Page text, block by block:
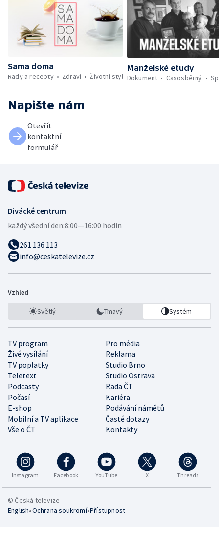
Sama doma
Rady a recepty
Zdraví Životní styl
Manželské etudy
Dokument
Časosběrný
Napište nám
Otevřít
kontaktní
formulář
Divácké centrum
každý všední den:8:00—16:00 hodin
261 136 113
info@ceskatelevize.cz
Vzhled
Světlý Tmavý Systém
TV program
Pro média
Živé vysílání
Reklama
TV poplatky
Studio Brno
Teletext
Studio Ostrava
Podcasty
Rada ČT
Počasí
Kariéra
E-shop
Podávání námětů
Mobilní a TV aplikace
Časté dotazy
Vše o ČT
Kontakty
Instagram Facebook YouTube X Threads
© Česká televize
English•Ochrana soukromí•Přístupnost